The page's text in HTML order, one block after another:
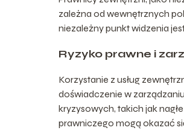
zależna od wewnętrznych
niezależny punkt widzenia
Ryzyko prawne i
Korzystanie z usług
doświadczenie w
kryzysowych, takich jak
prawniczego mogą okazać